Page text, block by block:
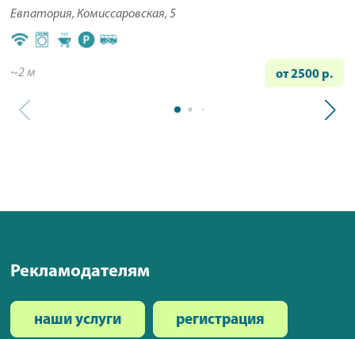
Евпатория, Комиссаровская, 5
~2 м от 2500 р.
Рекламодателям
наши услуги регистрация